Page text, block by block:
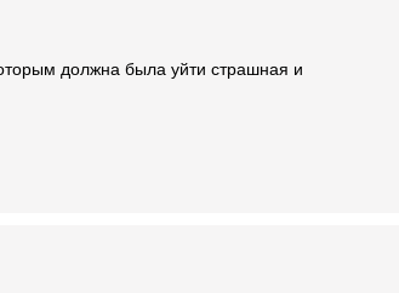
должна была уйти страшная и